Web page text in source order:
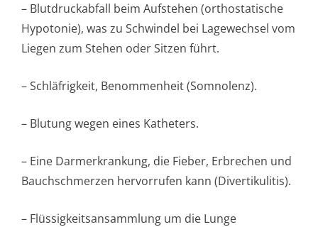
– Blutdruckabfall beim Aufstehen (orthostatische
Hypotonie), was zu Schwindel bei Lagewechsel vom
Liegen zum Stehen oder Sitzen führt.
– Schläfrigkeit, Benommenheit (Somnolenz).
– Blutung wegen eines Katheters.
– Eine Darmerkrankung, die Fieber, Erbrechen und
Bauchschmerzen hervorrufen kann (Divertikulitis).
– Flüssigkeitsan­sammlung um die Lunge